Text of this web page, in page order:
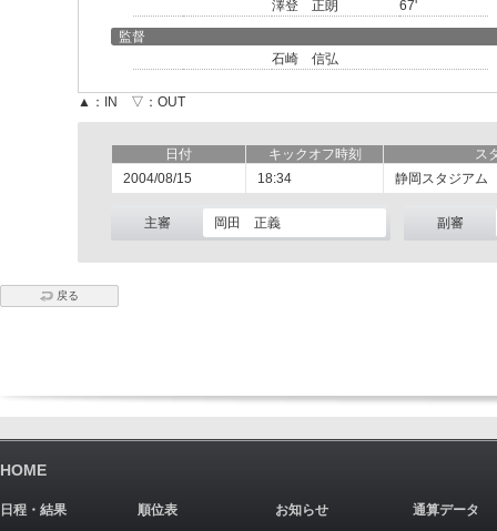
澤登 正朗
67'
監督
石崎 信弘
▲：IN ▽：OUT
日付 キックオフ時刻
ス
2004/08/15
18:34 静岡スタジア
主審 岡田 正義 副審
戻る
HOME
日程・結果 順位表 お知らせ 通算データ